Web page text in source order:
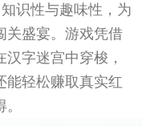
识性与趣味性，为
关盛宴。游戏凭借
字迷宫中穿梭，
能轻松赚取真实红